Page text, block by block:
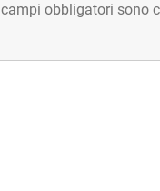
I campi obbligatori sono